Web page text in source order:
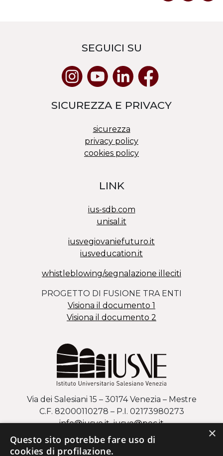
SEGUICI SU
SICUREZZA E PRIVACY
sicurezza
privacy policy
cookies policy
LINK
ius-sdb.com
unisal.it
iusvegiovaniefuturo.it
iusveducation.it
whistleblowing/segnalazione illeciti
PROGETTO DI FUSIONE TRA ENTI
Visiona il documento 1
Visiona il documento 2
Via dei Salesiani 15 – 30174 Venezia – Mestre
C.F. 82000110278 – P.I. 02173980273
info@iusve.it iusve@pec.it
COME ARRIVARE AL CAMPUS DI MESTRE
×
Questo sito potrebbe fare uso di
cookies di profilazione.